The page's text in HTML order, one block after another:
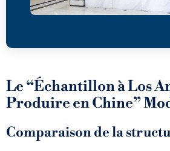
Le “Échantillon à Los
Produire en Chine”
Comparaison de la